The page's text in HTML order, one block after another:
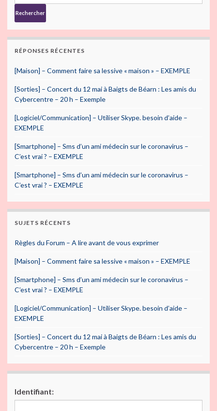
RÉPONSES RÉCENTES
[Maison] – Comment faire sa lessive « maison » – EXEMPLE
[Sorties] – Concert du 12 mai à Baigts de Béarn : Les amis du
Cybercentre – 20 h – Exemple
[Logiciel/Communication] – Utiliser Skype. besoin d’aide –
EXEMPLE
[Smartphone] – Sms d’un ami médecin sur le coronavirus –
C’est vrai ? – EXEMPLE
[Smartphone] – Sms d’un ami médecin sur le coronavirus –
C’est vrai ? – EXEMPLE
SUJETS RÉCENTS
Règles du Forum – A lire avant de vous exprimer
[Maison] – Comment faire sa lessive « maison » – EXEMPLE
[Smartphone] – Sms d’un ami médecin sur le coronavirus –
C’est vrai ? – EXEMPLE
[Logiciel/Communication] – Utiliser Skype. besoin d’aide –
EXEMPLE
[Sorties] – Concert du 12 mai à Baigts de Béarn : Les amis du
Cybercentre – 20 h – Exemple
Identifiant: